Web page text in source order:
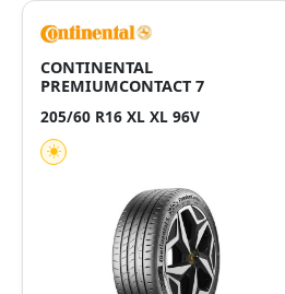
CONTINENTAL
PREMIUMCONTACT 7
205/60 R16 XL XL 96V